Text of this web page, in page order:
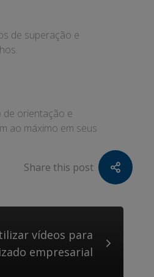
de superação e
de orientação e
ao máximo em seus
Share this post
vídeos para
empresarial